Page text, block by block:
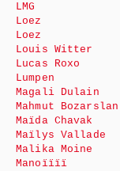
LMG
Loez
Loez
Louis Witter
Lucas Roxo
Lumpen
Magali Dulain
Mahmut Bozarslan
Maïda Chavak
Maïlys Vallade
Malika Moine
Manoïïïï